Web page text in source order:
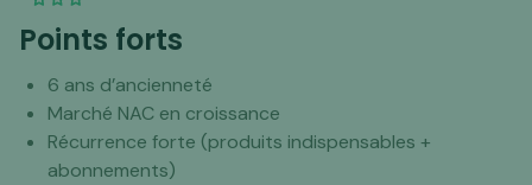
Points forts
6 ans d’ancienneté
Marché NAC en croissance
Récurrence forte (produits indispensables +
abonnements)